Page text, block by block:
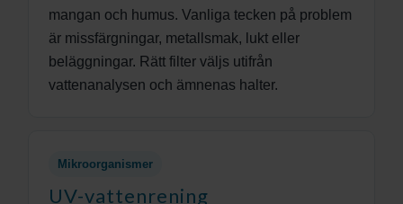
mangan och humus. Vanliga tecken på problem
är missfärgningar, metallsmak, lukt eller
beläggningar. Rätt filter väljs utifrån
vattenanalysen och ämnenas halter.
Mikroorganismer
UV-vattenrening